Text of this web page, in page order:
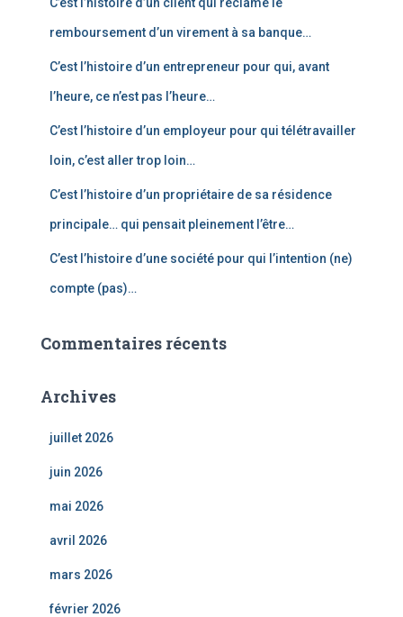
remboursement d’un virement à sa banque…
C’est l’histoire d’un entrepreneur pour qui, avant
l’heure, ce n’est pas l’heure…
C’est l’histoire d’un employeur pour qui télétravailler
loin, c’est aller trop loin…
C’est l’histoire d’un propriétaire de sa résidence
principale… qui pensait pleinement l’être…
C’est l’histoire d’une société pour qui l’intention (ne)
compte (pas)…
Commentaires récents
Archives
juillet 2026
juin 2026
mai 2026
avril 2026
mars 2026
février 2026